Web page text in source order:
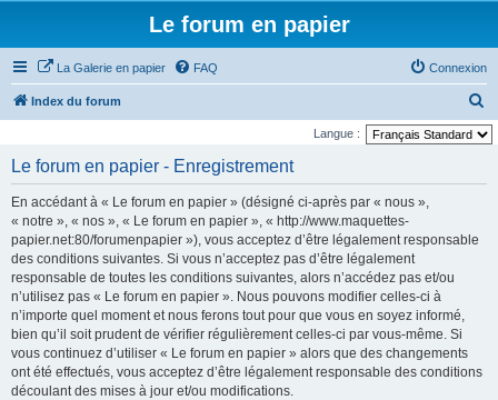
Le forum en papier
La Galerie en papier FAQ Connexion
Index du forum
e
Langue :
Le forum en papier - Enregistrement
En accédant à « Le forum en papier » (désigné ci-après par « nous »,
« notre », « nos », « Le forum en papier », « http://www.maquettes-
papier.net:80/forumenpapier »), vous acceptez d’être légalement responsable
des conditions suivantes. Si vous n’acceptez pas d’être légalement
responsable de toutes les conditions suivantes, alors n’accédez pas et/ou
n’utilisez pas « Le forum en papier ». Nous pouvons modifier celles-ci à
n’importe quel moment et nous ferons tout pour que vous en soyez informé,
bien qu’il soit prudent de vérifier régulièrement celles-ci par vous-même. Si
vous continuez d’utiliser « Le forum en papier » alors que des changements
ont été effectués, vous acceptez d’être légalement responsable des conditions
découlant des mises à jour et/ou modifications.